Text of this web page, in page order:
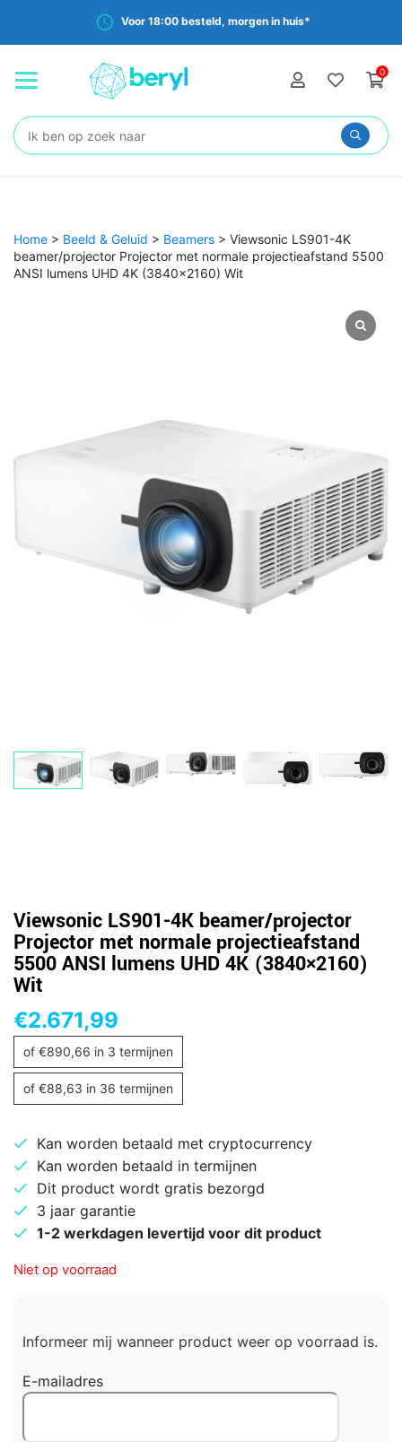
Voor 18:00 besteld, morgen in huis*
0
Zoeken:
Home > Beeld & Geluid > Beamers > Viewsonic LS901-4K
beamer/projector Projector met normale projectieafstand 5500
ANSI lumens UHD 4K (3840×2160) Wit
Viewsonic LS901-4K beamer/projector
Projector met normale projectieafstand
5500 ANSI lumens UHD 4K (3840×2160)
Wit
€2.671,99
of €890,66 in 3 termijnen
of €88,63 in 36 termijnen
Kan worden betaald met cryptocurrency
Kan worden betaald in termijnen
Dit product wordt gratis bezorgd
3 jaar garantie
1-2 werkdagen levertijd voor dit product
Niet op voorraad
Informeer mij wanneer product weer op voorraad is.
E-mailadres